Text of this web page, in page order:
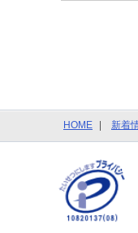
HOME 新着